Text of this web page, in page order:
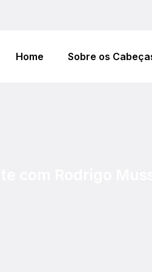
Home Sobre os